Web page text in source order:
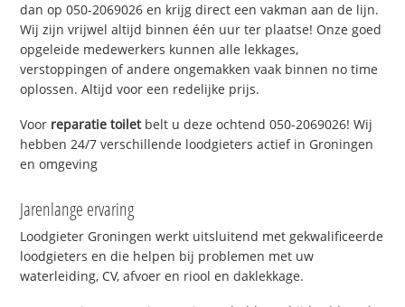
dan op 050-2069026 en krijg direct een vakman aan de lijn.
Wij zijn vrijwel altijd binnen één uur ter plaatse! Onze goed
opgeleide medewerkers kunnen alle lekkages,
verstoppingen of andere ongemakken vaak binnen no time
oplossen. Altijd voor een redelijke prijs.
Voor reparatie toiletbelt u deze ochtend 050-2069026! Wij
hebben 24/7 verschillende loodgieters actief in Groningen
en omgeving
Jarenlange ervaring
Loodgieter Groningen werkt uitsluitend met gekwalificeerde
loodgieters en die helpen bij problemen met uw
waterleiding, CV, afvoer en riool en daklekkage.